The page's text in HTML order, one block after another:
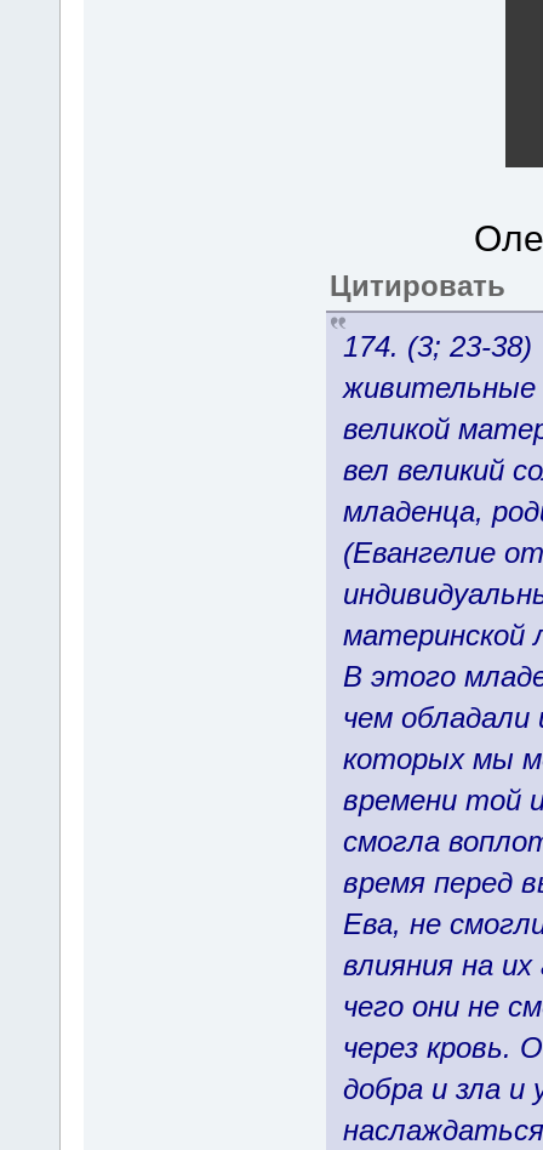
Цитировать
174. (3; 23-
живительные
великой
вел великий
младенца,
(Евангелие
материнской
В этого
чем обладали
которых мы
времени той
смогла
время перед
Ева, не
влияния на
чего они не
через кровь.
добра и зла